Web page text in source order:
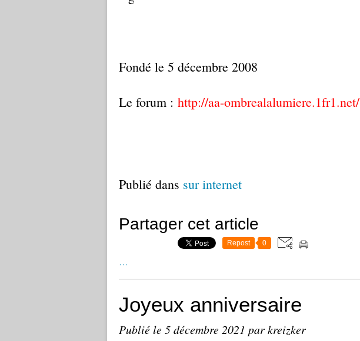
Fondé le 5 décembre 2008
Le forum : http://aa-ombrealalumiere.1fr1.net/
Publié dans sur internet
Partager cet article
Repost 0
…
Joyeux anniversaire
Publié le 5 décembre 2021 par kreizker